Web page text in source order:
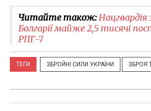
Читайте також:Нацгвардія
Болгарії майже 2,5 тисячі
РПГ-7
ТЕГИ ЗБРОЙНІ СИЛИ УКРАЇНИ ЗБРОЯ